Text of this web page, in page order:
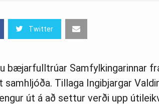
Twitter
bæjarfulltrúar Samfylkingarinnar
samhljóða. Tillaga Ingibjargar
út á að settur verði upp